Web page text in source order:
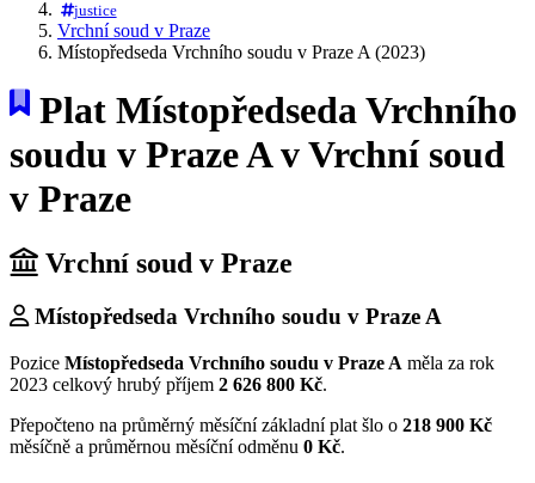
justice
Vrchní soud v Praze
Místopředseda Vrchního soudu v Praze A (2023)
Plat Místopředseda Vrchního
soudu v Praze A v Vrchní soud
v Praze
Vrchní soud v Praze
Místopředseda Vrchního soudu v Praze A
Pozice Místopředseda Vrchního soudu v Praze A měla za rok
2023 celkový hrubý příjem 2 626 800 Kč.
Přepočteno na průměrný měsíční základní plat šlo o 218 900 Kč
měsíčně a průměrnou měsíční odměnu 0 Kč.